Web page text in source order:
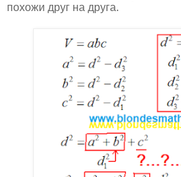
похожи друг на друга.